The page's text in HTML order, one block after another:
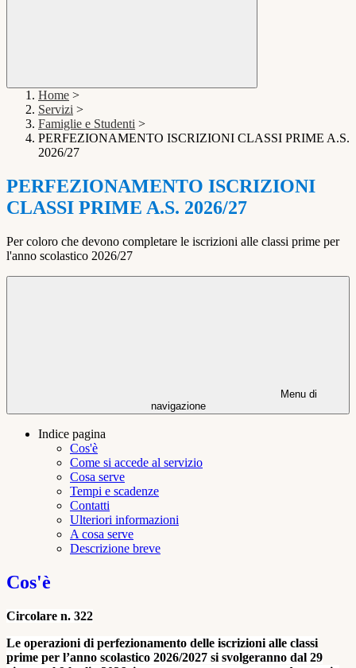
Home >
Servizi >
Famiglie e Studenti >
PERFEZIONAMENTO ISCRIZIONI CLASSI PRIME A.S.
2026/27
PERFEZIONAMENTO ISCRIZIONI
CLASSI PRIME A.S. 2026/27
Per coloro che devono completare le iscrizioni alle classi prime per
l'anno scolastico 2026/27
Menu di
navigazione
Indice pagina
Cos'è
Come si accede al servizio
Cosa serve
Tempi e scadenze
Contatti
Ulteriori informazioni
A cosa serve
Descrizione breve
Cos'è
Circolare n. 322
Le operazioni di perfezionamento delle iscrizioni alle classi
prime per l’anno scolastico 2026/2027 si svolgeranno dal 29